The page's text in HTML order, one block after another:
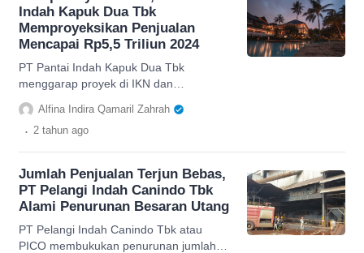
Indah Kapuk Dua Tbk
Memproyeksikan Penjualan
Mencapai Rp5,5 Triliun 2024
PT Pantai Indah Kapuk Dua Tbk
menggarap proyek di IKN dan
menargetkan penjualannya mencapai
Rp5,5 triliun pada tahun 2024.
Alfina Indira Qamaril Zahrah
. 2 tahun ago
Jumlah Penjualan Terjun Bebas,
PT Pelangi Indah Canindo Tbk
Alami Penurunan Besaran Utang
PT Pelangi Indah Canindo Tbk atau
PICO membukukan penurunan jumlah